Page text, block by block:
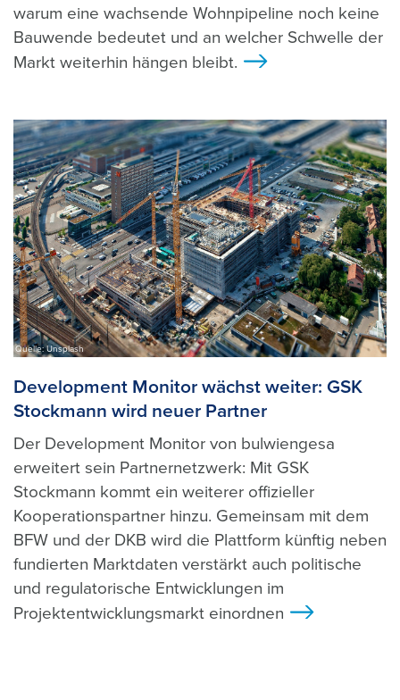
warum eine wachsende Wohnpipeline noch keine
Bauwende bedeutet und an welcher Schwelle der
Markt weiterhin hängen bleibt.
Quelle: Unsplash
Development Monitor wächst weiter: GSK
Stockmann wird neuer Partner
Der Development Monitor von bulwiengesa
erweitert sein Partnernetzwerk: Mit GSK
Stockmann kommt ein weiterer offizieller
Kooperationspartner hinzu. Gemeinsam mit dem
BFW und der DKB wird die Plattform künftig neben
fundierten Marktdaten verstärkt auch politische
und regulatorische Entwicklungen im
Projektentwicklungsmarkt einordnen